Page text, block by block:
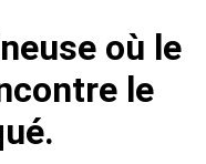
où le
le